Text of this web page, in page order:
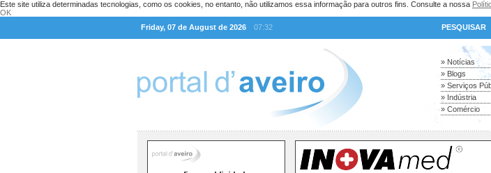
Este site utiliza determinadas tecnologias, como os cookies, no entanto, não utilizamos essa informação para outros fins. Consulte a nossa
OK
Friday, 07 de August de 2026
07:32 PESQUISAR
» Notícias
» Blogs
» Serviços
» Indústria
» Comércio